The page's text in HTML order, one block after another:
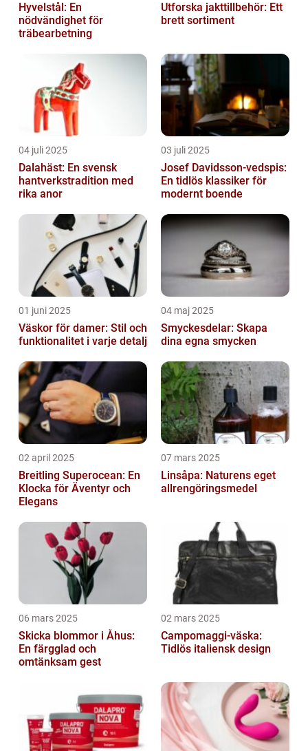
Hyvelstål: En
nödvändighet för
träbearbetning
Utforska jakttillbehör: Ett
brett sortiment
04 juli 2025
Dalahäst: En svensk
hantverkstradition med
rika anor
03 juli 2025
Josef Davidsson-vedspis:
En tidlös klassiker för
modernt boende
01 juni 2025
Väskor för damer: Stil och
funktionalitet i varje detalj
04 maj 2025
Smyckesdelar: Skapa
dina egna smycken
02 april 2025
Breitling Superocean: En
Klocka för Äventyr och
Elegans
07 mars 2025
Linsåpa: Naturens eget
allrengöringsmedel
06 mars 2025
Skicka blommor i Åhus:
En färgglad och
omtänksam gest
02 mars 2025
Campomaggi-väska:
Tidlös italiensk design